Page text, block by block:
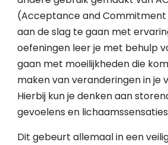
(Acceptance and
aan de slag te gaan met
oefeningen leer je met behulp
gaan met moeilijkheden die
maken van veranderingen in je
Hierbij kun je denken aan
gevoelens en
Dit gebeurt allemaal in een